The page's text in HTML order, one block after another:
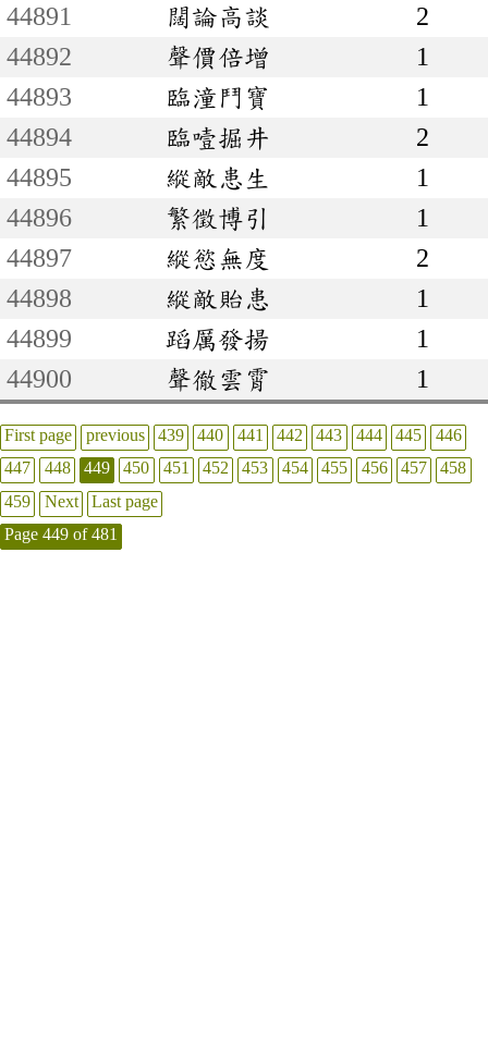
44891
闊論高談
2
44892
聲價倍增
1
44893
臨潼鬥寶
1
44894
臨噎掘井
2
44895
縱敵患生
1
44896
繁徵博引
1
44897
縱慾無度
2
44898
縱敵貽患
1
44899
蹈厲發揚
1
44900
聲徹雲霄 1
First page previous 439 440 441 442 443 444 445
446
447
448 449 450 451 452 453 454 455 456 457
458
459
Next
Last page
Page 449 of 481